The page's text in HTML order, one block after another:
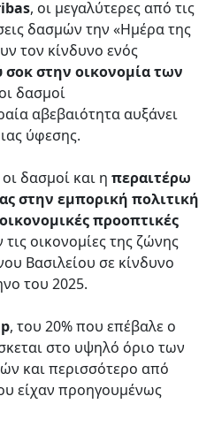
, oι μεγαλύτερες από τις
δασμών την «Ημέρα της
τον κίνδυνο ενός
στην οικονομία των
δασμοί
αβεβαιότητα αυξάνει
ύφεσης.
δασμοί και η περαιτέρω
στην εμπορική πολιτική
οικονομικές προοπτικές
τις οικονομίες της ζώνης
Βασιλείου σε κίνδυνο
του 2025.
, του 20% που επέβαλε ο
στο υψηλό όριο των
και περισσότερο από
είχαν προηγουμένως